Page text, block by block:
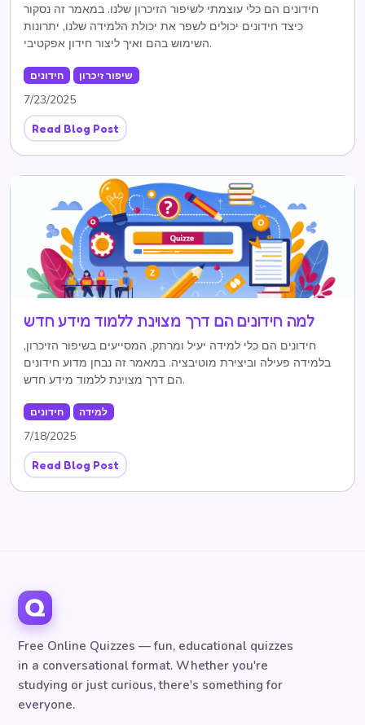
חידונים הם כלי עוצמתי לשיפור הזיכרון שלנו. במאמר זה נסקור
כיצד חידונים יכולים לשפר את יכולת הלמידה שלנו, יתרונות
השימוש בהם ואיך ליצור חידון אפקטיבי.
חידונים שיפור זיכרון
7/23/2025
Read Blog Post
למה חידונים הם דרך מצוינת ללמוד מידע חדש
חידונים הם כלי למידה יעיל ומרתק, המסייעים בשיפור הזיכרון,
בלמידה פעילה וביצירת מוטיבציה. במאמר זה נבחן מדוע חידונים
הם דרך מצוינת ללמוד מידע חדש.
חידונים למידה
7/18/2025
Read Blog Post
Free Online Quizzes — fun, educational quizzes
in a conversational format. Whether you're
studying or just curious, there's something for
everyone.